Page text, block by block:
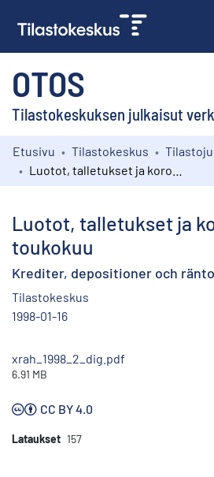
OTOS
Tilastokeskuksen julkaisut
Kokoelmat
Etusivu Tilastokeskus
Luotot, talletukset ja
toukokuu
Krediter, depositioner och
Tilastokeskus
1998-01-16
xrah_1998_2_dig.pdf
6.91 MB
CC BY 4.0
Lataukset 157